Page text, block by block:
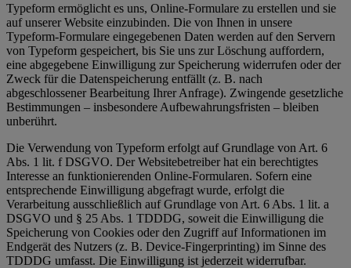
Typeform ermöglicht es uns, Online-Formulare zu erstellen und sie
auf unserer Website einzubinden. Die von Ihnen in unsere
Typeform-Formulare eingegebenen Daten werden auf den Servern
von Typeform gespeichert, bis Sie uns zur Löschung auffordern,
eine abgegebene Einwilligung zur Speicherung widerrufen oder der
Zweck für die Datenspeicherung entfällt (z. B. nach
abgeschlossener Bearbeitung Ihrer Anfrage). Zwingende gesetzliche
Bestimmungen – insbesondere Aufbewahrungsfristen – bleiben
unberührt.
Die Verwendung von Typeform erfolgt auf Grundlage von Art. 6
Abs. 1 lit. f DSGVO. Der Websitebetreiber hat ein berechtigtes
Interesse an funktionierenden Online-Formularen. Sofern eine
entsprechende Einwilligung abgefragt wurde, erfolgt die
Verarbeitung ausschließlich auf Grundlage von Art. 6 Abs. 1 lit. a
DSGVO und § 25 Abs. 1 TDDDG, soweit die Einwilligung die
Speicherung von Cookies oder den Zugriff auf Informationen im
Endgerät des Nutzers (z. B. Device-Fingerprinting) im Sinne des
TDDDG umfasst. Die Einwilligung ist jederzeit widerrufbar.